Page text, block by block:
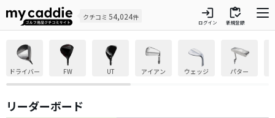
クチコミ 54,024件 login
ログイン
inventory
新規登録
ドライバー FW UT アイアン ウェッジ パター
リーダーボード